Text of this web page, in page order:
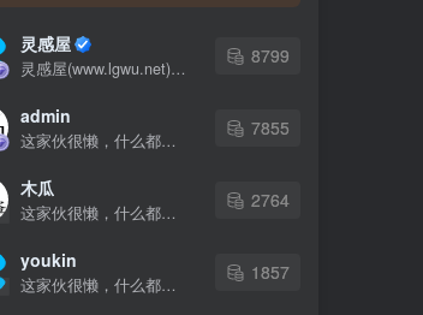
灵感屋
灵感屋(www.lgwu.net)尽可能为每一位设计师提供更全面、更精致、更具有创意感的设计素材。努力成为景观设计师展示实力和互相学习的优质网络资源发布平台。
8799
admin
这家伙很懒，什么都没有写...
7855
木瓜
这家伙很懒，什么都没有写...
2764
youkin
这家伙很懒，什么都没有写...
1857